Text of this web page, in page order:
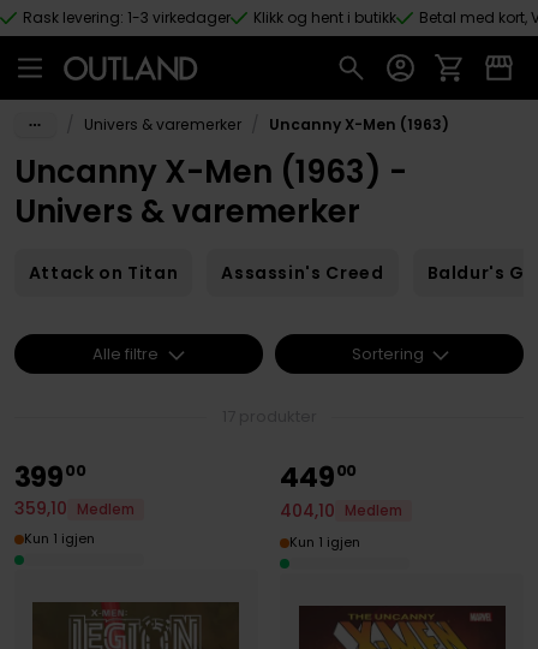
Hopp til hovedinnhold
Rask levering: 1-3 virkedager Klikk og hent i butikk Betal med kort,
Univers & varemerker Uncanny X-Men (1963)
Uncanny X-Men (1963) -
Univers & varemerker
Attack on Titan Assassin's Creed Baldur's
39900
359,10
Medlem
Kun 1 igjen
44900
404,10
Medlem
Kun 1 igjen
Alle filtre Sortering